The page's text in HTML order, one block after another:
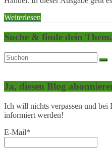
Weiterlesen
Suche & finde dein
Ja, diesen Blog
Ich will nichts verpassen und bei
informiert werden!
E-Mail*